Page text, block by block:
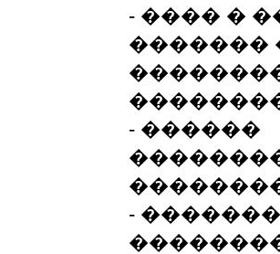
- ���� �
�������
- ������
-